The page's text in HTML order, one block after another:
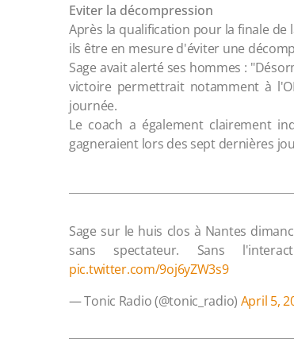
Eviter la décompression
Après la qualification pour la finale de
ils être en mesure d'éviter une
Sage avait alerté ses hommes :
victoire permettrait notamment à
journée.
Le coach a également clairement
gagneraient lors des sept dernières
Sage sur le huis clos à Nantes
sans spectateur. Sans
pic.twitter.com/9oj6yZW3s9
— Tonic Radio (@tonic_radio) April 5,